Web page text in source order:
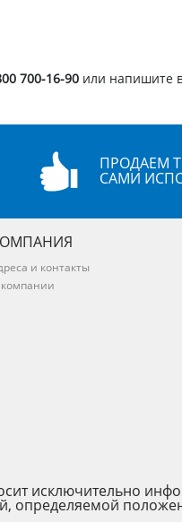
700-16-90 или напишите
ПРОДАЕМ
САМИ
и контакты
исключительно
определяемой